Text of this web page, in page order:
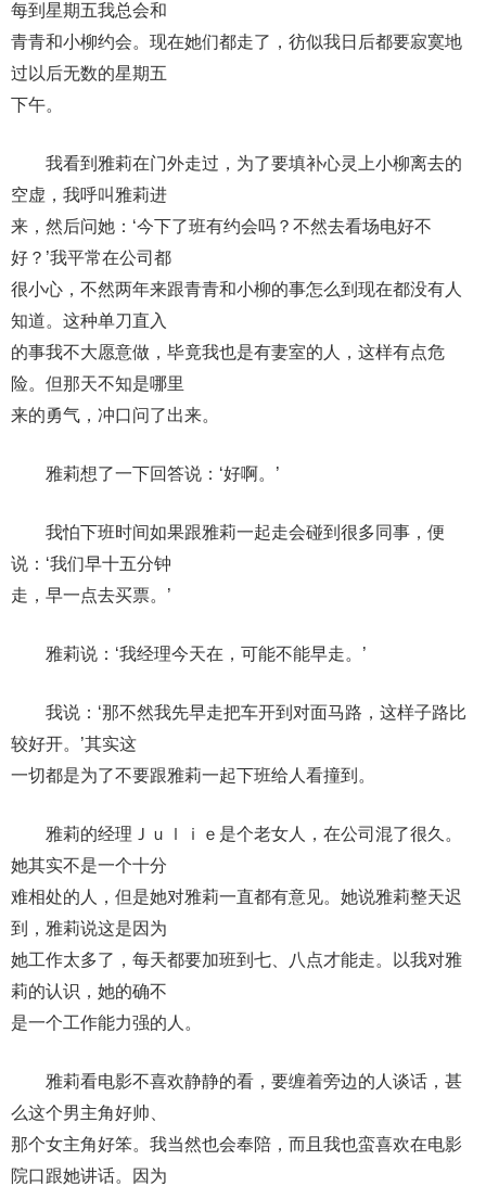
每到星期五我总会和
青青和小柳约会。现在她们都走了，彷似我日后都要寂寞地
过以后无数的星期五
下午。
我看到雅莉在门外走过，为了要填补心灵上小柳离去的
空虚，我呼叫雅莉进
来，然后问她：‘今下了班有约会吗？不然去看场电好不
好？’我平常在公司都
很小心，不然两年来跟青青和小柳的事怎么到现在都没有人
知道。这种单刀直入
的事我不大愿意做，毕竟我也是有妻室的人，这样有点危
险。但那天不知是哪里
来的勇气，冲口问了出来。
雅莉想了一下回答说：‘好啊。’
我怕下班时间如果跟雅莉一起走会碰到很多同事，便
说：‘我们早十五分钟
走，早一点去买票。’
雅莉说：‘我经理今天在，可能不能早走。’
我说：‘那不然我先早走把车开到对面马路，这样子路比
较好开。’其实这
一切都是为了不要跟雅莉一起下班给人看撞到。
雅莉的经理Ｊｕｌｉｅ是个老女人，在公司混了很久。
她其实不是一个十分
难相处的人，但是她对雅莉一直都有意见。她说雅莉整天迟
到，雅莉说这是因为
她工作太多了，每天都要加班到七、八点才能走。以我对雅
莉的认识，她的确不
是一个工作能力强的人。
雅莉看电影不喜欢静静的看，要缠着旁边的人谈话，甚
么这个男主角好帅、
那个女主角好笨。我当然也会奉陪，而且我也蛮喜欢在电影
院口跟她讲话。因为